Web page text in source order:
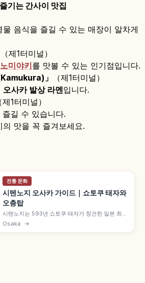
기는 간사이 맛집
음식을 즐길 수 있는 매장이 알차게
（제1터미널）
미야키를 맛볼 수 있는 인기점입니다.
」
（제1터미널）
오사카 발상 라멘입니다.
（제1터미널）
즐길 수 있습니다.
맛을 꼭 즐겨보세요.
전통 문화
시텐노지 오사카 가이드｜쇼토쿠 태자와
오층탑
시텐노지는 593년 쇼토쿠 태자가 창건한 일본 최초
의 관영 사찰로, 오사카 덴노지구에 위치한 와슈 총
Osaka →